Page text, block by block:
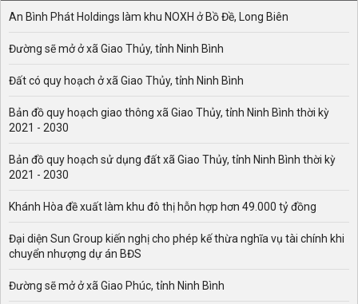
hiểu.
An Bình Phát Holdings làm khu NOXH ở Bồ Đề, Long Biên
Đường sẽ mở ở xã Giao Thủy, tỉnh Ninh Bình
Đất có quy hoạch ở xã Giao Thủy, tỉnh Ninh Bình
Bản đồ quy hoạch giao thông xã Giao Thủy, tỉnh Ninh Bình thời kỳ
2021 - 2030
Bản đồ quy hoạch sử dụng đất xã Giao Thủy, tỉnh Ninh Bình thời kỳ
2021 - 2030
Khánh Hòa đề xuất làm khu đô thị hỗn hợp hơn 49.000 tỷ đồng
Đại diện Sun Group kiến nghị cho phép kế thừa nghĩa vụ tài chính khi
chuyển nhượng dự án BĐS
Đường sẽ mở ở xã Giao Phúc, tỉnh Ninh Bình